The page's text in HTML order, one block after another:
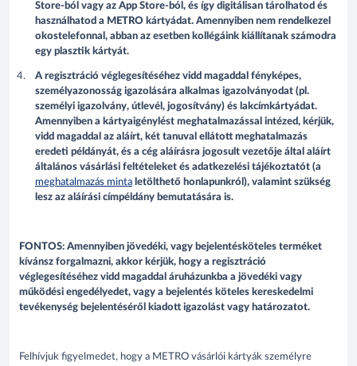
Store-ból vagy az App Store-ból, és így digitálisan tárolhatod és
használhatod a METRO kártyádat. Amennyiben nem rendelkezel
okostelefonnal, abban az esetben kollégáink kiállítanak számodra
egy plasztik kártyát.
A regisztráció véglegesítéséhez vidd magaddal fényképes,
személyazonosság igazolására alkalmas igazolványodat (pl.
személyi igazolvány, útlevél, jogosítvány) és lakcímkártyádat.
Amennyiben a kártyaigénylést meghatalmazással intézed, kérjük,
vidd magaddal az aláírt, két tanuval ellátott meghatalmazás
eredeti példányát, és a cég aláírásra jogosult vezetője által aláírt
általános vásárlási feltételeket és adatkezelési tájékoztatót (a
meghatalmazás minta letölthető honlapunkról), valamint szükség
lesz az aláírási címpéldány bemutatására is.
FONTOS: Amennyiben jövedéki, vagy bejelentésköteles terméket
kívánsz forgalmazni, akkor kérjük, hogy a regisztráció
véglegesítéséhez vidd magaddal áruházunkba a jövedéki vagy
működési engedélyedet, vagy a bejelentés köteles kereskedelmi
tevékenység bejelentéséről kiadott igazolást vagy határozatot.
Felhívjuk figyelmedet, hogy a METRO vásárlói kártyák személyre